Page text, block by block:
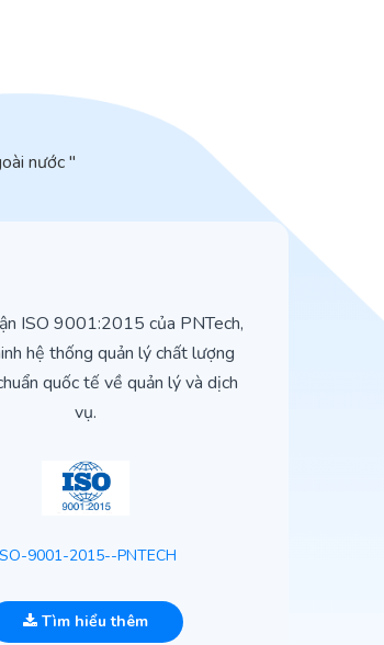
nước "
ISO 9001:2015 của PNTech,
hệ thống quản lý chất lượng
quốc tế về quản lý và dịch
vụ.
9001-2015--PNTECH
Tìm hiểu thêm